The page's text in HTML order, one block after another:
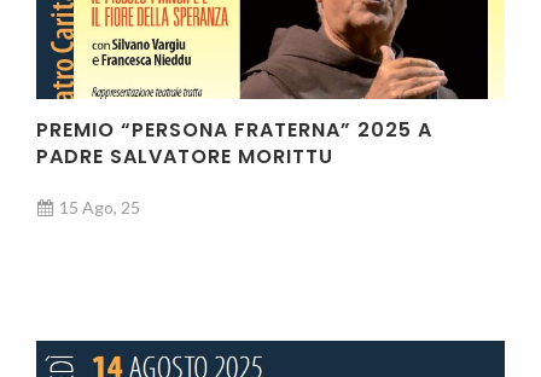
PREMIO “PERSONA FRATERNA” 2025 A
PADRE SALVATORE MORITTU
15 Ago, 25